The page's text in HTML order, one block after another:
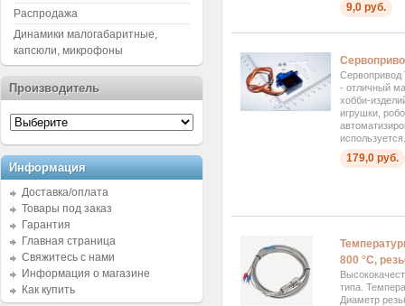
9,0 руб.
Сервопривод
- отличный
хобби-
игрушки,
179,0 руб.
800 °C,
типа.
Диаметр
Распродажа
Динамики малогабаритные,
капсюли, микрофоны
Производитель
Информация
Доставка/оплата
Товары под заказ
Гарантия
Главная страница
Свяжитесь с нами
Информация о магазине
Как купить